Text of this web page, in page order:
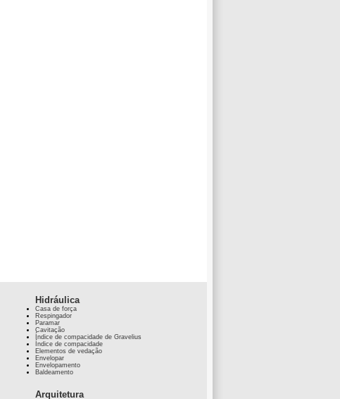
Hidráulica
Casa de força
Respingador
Paramar
Cavitação
Índice de compacidade de Gravelius
Índice de compacidade
Elementos de vedação
Envelopar
Envelopamento
Baldeamento
Arquitetura